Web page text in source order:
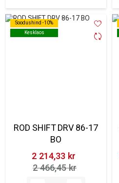
Soodushind -10%
Kesklaos
Soodushind -10%
Kesklaos
ROD SHIFT DRV 86-17
BO
2 214,33 kr‎
2 466,45 kr‎